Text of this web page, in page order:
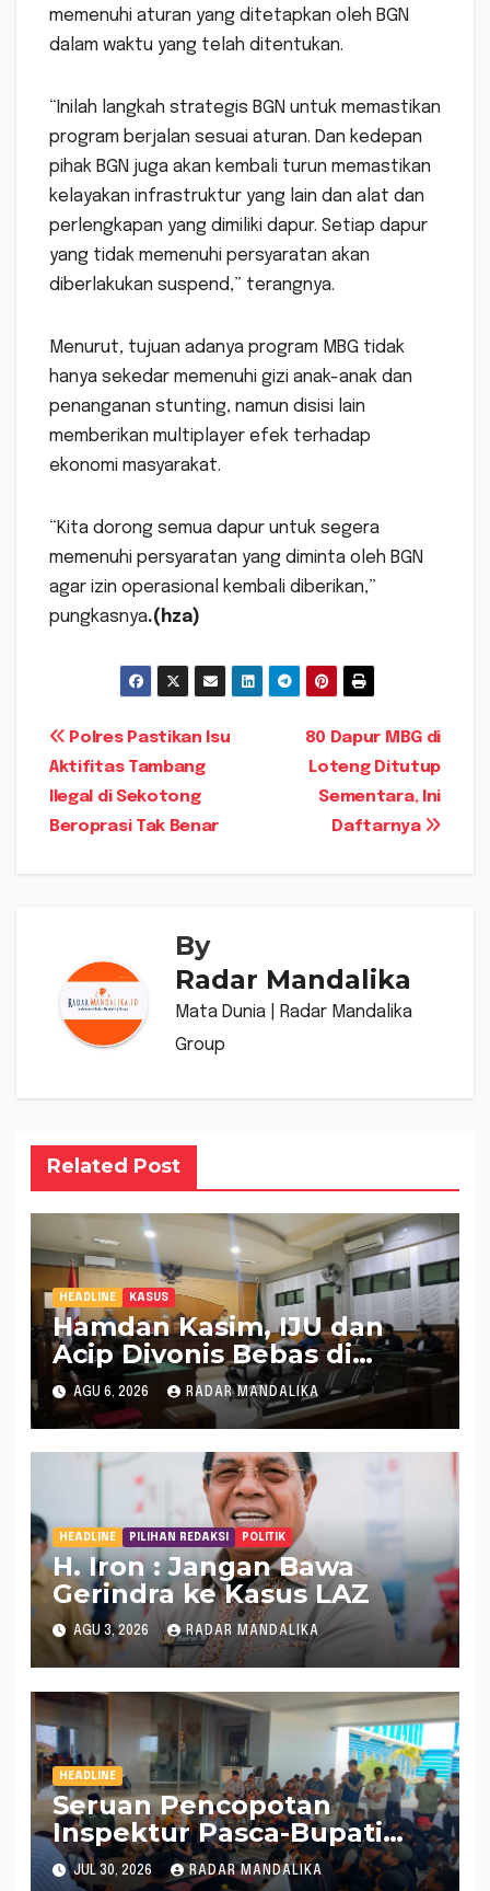
memenuhi aturan yang ditetapkan oleh BGN
dalam waktu yang telah ditentukan.
“Inilah langkah strategis BGN untuk memastikan
program berjalan sesuai aturan. Dan kedepan
pihak BGN juga akan kembali turun memastikan
kelayakan infrastruktur yang lain dan alat dan
perlengkapan yang dimiliki dapur. Setiap dapur
yang tidak memenuhi persyaratan akan
diberlakukan suspend,” terangnya.
Menurut, tujuan adanya program MBG tidak
hanya sekedar memenuhi gizi anak-anak dan
penanganan stunting, namun disisi lain
memberikan multiplayer efek terhadap
ekonomi masyarakat.
“Kita dorong semua dapur untuk segera
memenuhi persyaratan yang diminta oleh BGN
agar izin operasional kembali diberikan,”
pungkasnya.(hza)
Navigasi
pos
80 Dapur MBG di
Loteng Ditutup
Sementara, Ini
Daftarnya
Polres Pastikan Isu
Aktifitas Tambang
Ilegal di Sekotong
Beroprasi Tak Benar
By
Radar Mandalika
Mata Dunia | Radar Mandalika
Group
Related Post
HEADLINE KASUS
Hamdan Kasim, IJU dan
Acip Divonis Bebas di
Kasus Dugaan Gratifikasi
DPRD NTB, Kuasa Hukum:
Putusan Bersifat Final
AGU 6, 2026 RADAR MANDALIKA
HEADLINE PILIHAN REDAKSI POLITIK
H. Iron : Jangan Bawa
Gerindra ke Kasus LAZ
AGU 3, 2026 RADAR MANDALIKA
HEADLINE
Seruan Pencopotan
Inspektur Pasca-Bupati
Lobar OTT Kian Gencar
JUL 30, 2026 RADAR MANDALIKA